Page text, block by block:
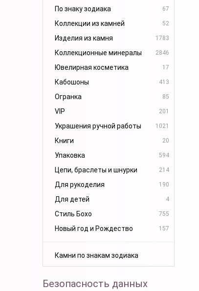
По знаку зодиака 67
Коллекции из камней 52
Изделия из камня 1783
Коллекционные минералы 2846
Ювелирная косметика 17
Кабошоны 413
Огранка 85
VIP 201
Украшения ручной работы 1021
Книги 20
Упаковка 594
Цепи, браслеты и шнурки 214
Для рукоделия 190
Для детей 4
Стиль Бохо 755
Новый год и Рождество 157
Камни по знакам зодиака
Безопасность данных